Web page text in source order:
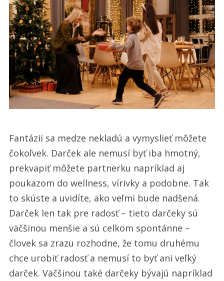
Fantázii sa medze nekladú a vymyslieť môžete
čokoľvek. Darček ale nemusí byť iba hmotný,
prekvapiť môžete partnerku napríklad aj
poukazom do wellness, vírivky a podobne. Tak
to skúste a uvidíte, ako veľmi bude nadšená.
Darček len tak pre radosť – tieto darčeky sú
väčšinou menšie a sú celkom spontánne –
človek sa zrazu rozhodne, že tomu druhému
chce urobiť radosť a nemusí to byť ani veľký
darček. Väčšinou také darčeky bývajú napríklad